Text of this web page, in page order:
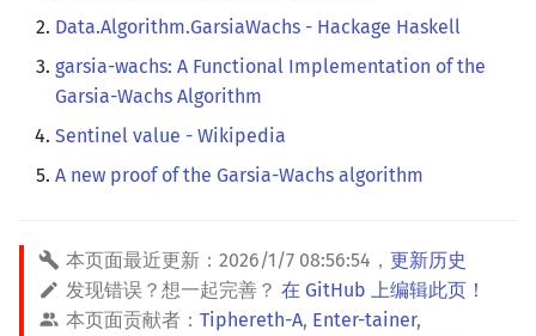
Data.Algorithm.GarsiaWachs - Hackage Haskell
garsia-wachs: A Functional Implementation of the
Garsia-Wachs Algorithm
Sentinel value - Wikipedia
A new proof of the Garsia-Wachs algorithm
本页面最近更新： 2026/1/7 08:56:54 ， 更新历史
发现错误？想一起完善？ 在 GitHub 上编辑此页！
本页面贡献者： Tiphereth-A, Enter-tainer,